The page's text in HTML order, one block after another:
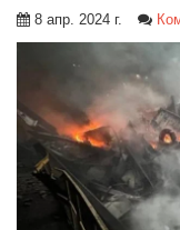
8 апр. 2024 г.